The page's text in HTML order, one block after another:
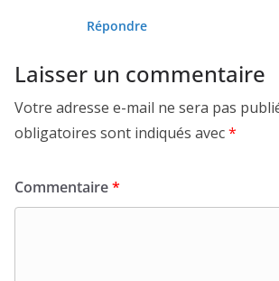
Répondre
Laisser un commentaire
Votre adresse e-mail ne sera pas
obligatoires sont indiqués avec*
Commentaire*